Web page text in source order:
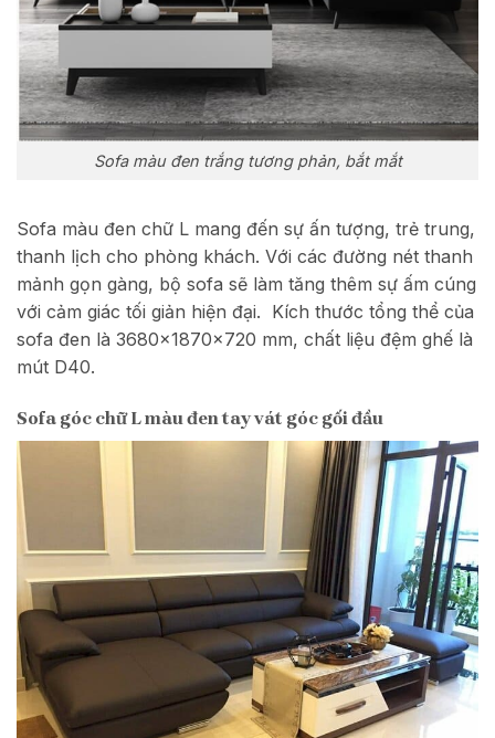
Sofa màu đen trắng tương phản, bắt mắt
Sofa màu đen chữ L mang đến sự ấn tượng, trẻ trung,
thanh lịch cho phòng khách. Với các đường nét thanh
mảnh gọn gàng, bộ sofa sẽ làm tăng thêm sự ấm cúng
với cảm giác tối giản hiện đại. Kích thước tổng thể của
sofa đen là 3680x1870x720 mm, chất liệu đệm ghế là
mút D40.
Sofa góc chữ L màu đen tay vát góc gối đầu